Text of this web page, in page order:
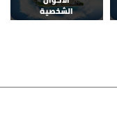
الشخصية